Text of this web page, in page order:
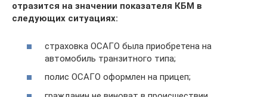
отразится на значении показателя КБМ в
следующих ситуациях:
страховка ОСАГО была приобретена на
автомобиль транзитного типа;
полис ОСАГО оформлен на прицеп;